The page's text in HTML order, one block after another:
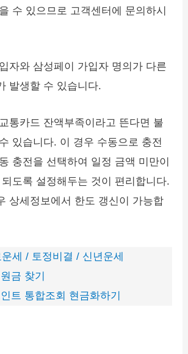
수 있으므로 고객센터에 문의하시
자와 삼성페이 가입자 명의가 다른
발생할 수 있습니다.
통카드 잔액부족이라고 뜬다면 불
있습니다. 이 경우 수동으로 충전
충전을 선택하여 일정 금액 미만이
도록 설정해두는 것이 편리합니다.
상세정보에서 한도 갱신이 가능합
세 / 토정비결 / 신년운세
금 찾기
트 통합조회 현금화하기